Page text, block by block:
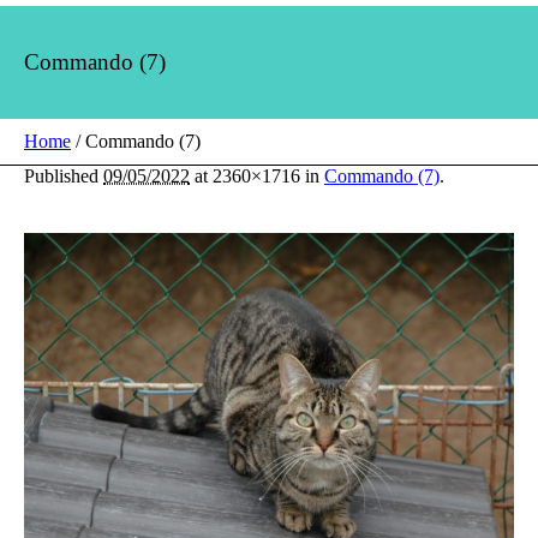
Commando (7)
Home /Commando (7)
Published 09/05/2022 at 2360×1716 in Commando (7).